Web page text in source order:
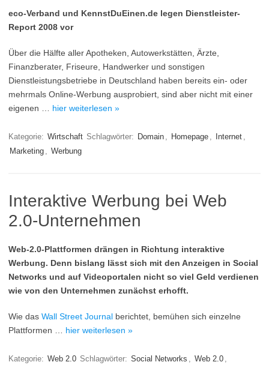
eco-Verband und KennstDuEinen.de legen Dienstleister-
Report 2008 vor
Über die Hälfte aller Apotheken, Autowerkstätten, Ärzte,
Finanzberater, Friseure, Handwerker und sonstigen
Dienstleistungsbetriebe in Deutschland haben bereits ein- oder
mehrmals Online-Werbung ausprobiert, sind aber nicht mit einer
eigenen … hier weiterlesen »
Kategorie: Wirtschaft Schlagwörter: Domain , Homepage , Internet ,
Marketing , Werbung
Interaktive Werbung bei Web
2.0-Unternehmen
Web-2.0-Plattformen drängen in Richtung interaktive
Werbung. Denn bislang lässt sich mit den Anzeigen in Social
Networks und auf Videoportalen nicht so viel Geld verdienen
wie von den Unternehmen zunächst erhofft.
Wie das Wall Street Journal berichtet, bemühen sich einzelne
Plattformen … hier weiterlesen »
Kategorie: Web 2.0 Schlagwörter: Social Networks , Web 2.0 ,